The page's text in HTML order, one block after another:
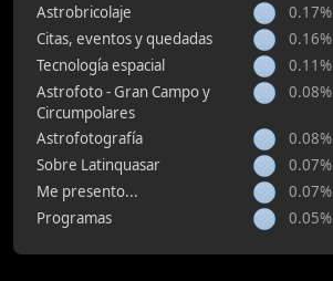
Astrobricolaje
0.17%
Citas, eventos y quedadas
0.16%
Tecnología espacial
0.11%
Astrofoto - Gran Campo y
Circumpolares
0.08%
Astrofotografía
0.08%
Sobre Latinquasar
0.07%
Me presento...
0.07%
Programas
0.05%